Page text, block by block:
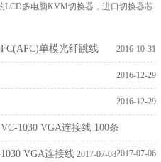
LCD多电脑KVM切换器，进口切换器芯
单模光纤跳线 2016-10-31
2016-12-29
2016-12-29
1030 VGA连接线 100条
2017-07-06
VGA连接线 2017-07-08